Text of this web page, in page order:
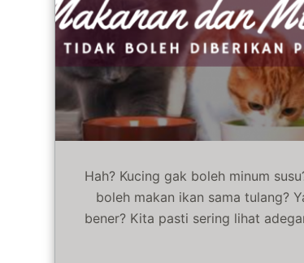
Hah? Kucing gak boleh minum
boleh makan ikan sama tulang?
bener? Kita pasti sering lihat